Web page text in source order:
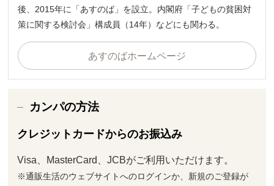
後、2015年に「あすのば」を設立。内閣府「子どもの貧困対
策に関する検討会」構成員（14年）などにも関わる。
あすのばホームページ
カンパの方法
クレジットカードからのお振込み
Visa、MasterCard、JCBがご利用いただけます。
※通販生活のウェブサイトへのログインか、新規のご登録が